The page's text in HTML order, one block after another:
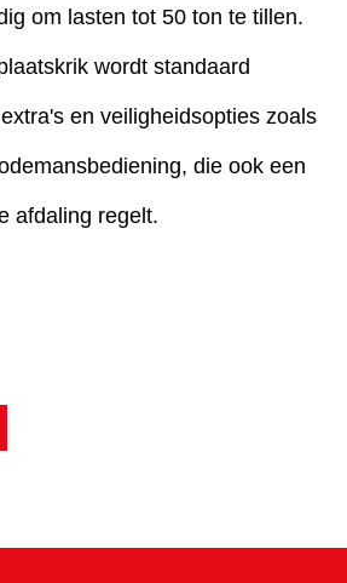
om lasten tot 50 ton te tillen.
wordt standaard
en veiligheidsopties zoals
die ook een
afdaling regelt.